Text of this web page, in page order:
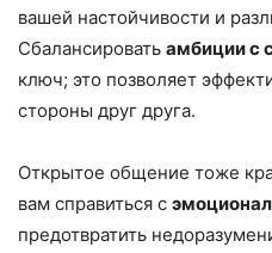
вашей настойчивости и
Сбалансировать амбиции с
ключ; это позволяет
стороны друг друга.
Открытое общение тоже
вам справиться с
предотвратить